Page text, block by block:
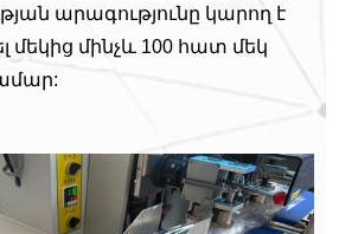
արագությունը կարող է
մեկից մինչև 100 հատ մեկ